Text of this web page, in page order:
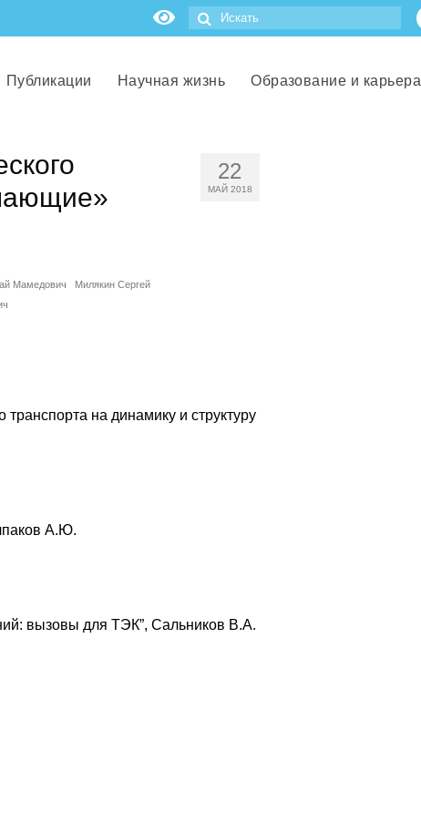
Публикации Научная жизнь Образование и карьера
22
МАЙ 2018
Мамедович
Милякин Сергей
на динамику и структуру
А.Ю.
вызовы для ТЭК”, Сальников В.А.